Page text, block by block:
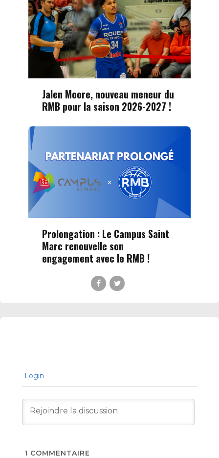
Jalen Moore, nouveau meneur du
RMB pour la saison 2026-2027 !
Prolongation : Le Campus Saint
Marc renouvelle son
engagement avec le RMB !
Login
1 COMMENTAIRE